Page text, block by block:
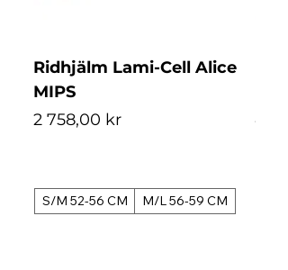
Ridhjälm Lami-Cell Alice
MIPS
Pris
2 758,00 kr
S/M 52-56 CM M/L 56-59 CM
Pris
4